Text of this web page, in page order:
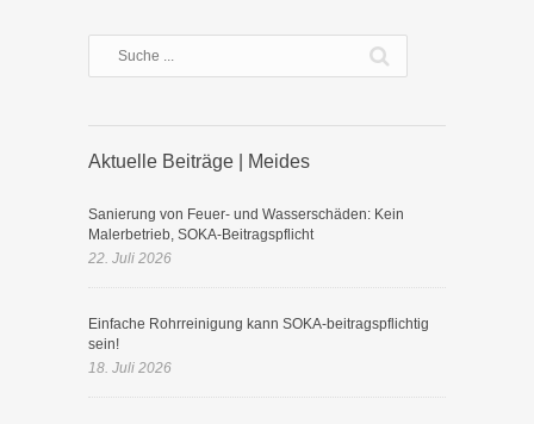
Aktuelle Beiträge | Meides
Sanierung von Feuer- und Wasserschäden: Kein
Malerbetrieb, SOKA-Beitragspflicht
22. Juli 2026
Einfache Rohrreinigung kann SOKA-beitragspflichtig
sein!
18. Juli 2026